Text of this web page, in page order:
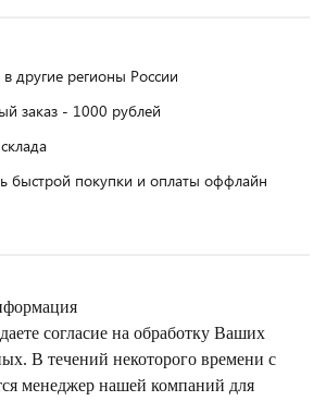
другие регионы России
заказ - 1000 рублей
быстрой покупки и оплаты оффлайн
согласие на обработку Ваших
В течений некоторого времени с
менеджер нашей компаний для